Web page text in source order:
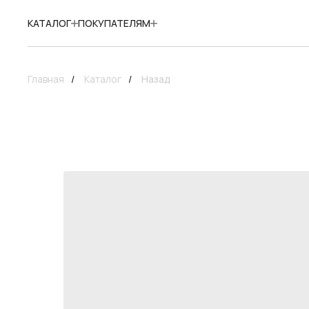
КАТАЛОГ ПОКУПАТЕЛЯМ
Главная / Каталог / Назад